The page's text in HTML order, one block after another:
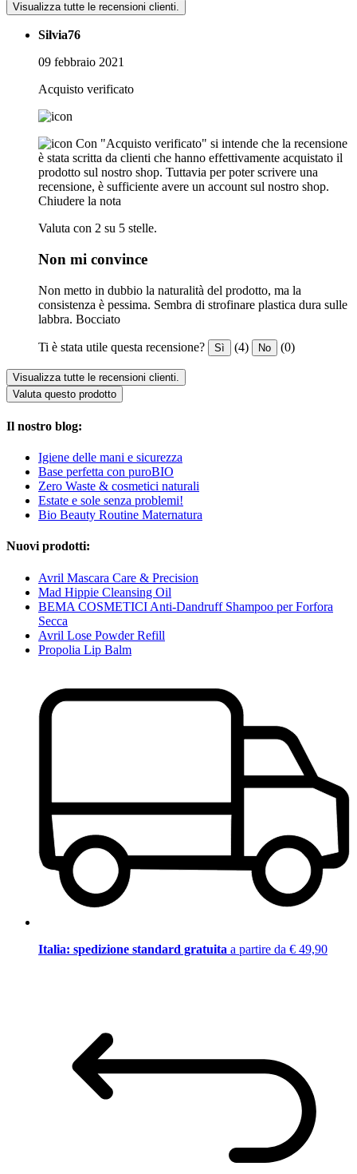
Visualizza tutte le recensioni clienti.
Silvia76
09 febbraio 2021
Acquisto verificato
Con "Acquisto verificato" si intende che la recensione
è stata scritta da clienti che hanno effettivamente acquistato il
prodotto sul nostro shop. Tuttavia per poter scrivere una
recensione, è sufficiente avere un account sul nostro shop.
Chiudere la nota
Valuta con 2 su 5 stelle.
Non mi convince
Non metto in dubbio la naturalità del prodotto, ma la
consistenza è pessima. Sembra di strofinare plastica dura sulle
labbra. Bocciato
Ti è stata utile questa recensione? Sì (4) No (0)
Visualizza tutte le recensioni clienti.
Valuta questo prodotto
Il nostro blog:
Igiene delle mani e sicurezza
Base perfetta con puroBIO
Zero Waste & cosmetici naturali
Estate e sole senza problemi!
Bio Beauty Routine Maternatura
Nuovi prodotti:
Avril Mascara Care & Precision
Mad Hippie Cleansing Oil
BEMA COSMETICI Anti-Dandruff Shampoo per Forfora
Secca
Avril Lose Powder Refill
Propolia Lip Balm
Italia: spedizione standard gratuita a partire da € 49,90